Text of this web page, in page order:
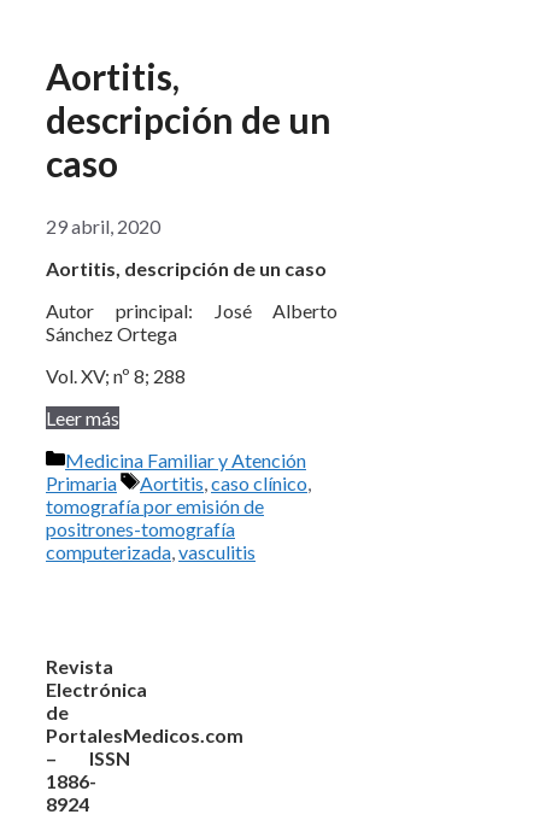
Aortitis,
descripción de un
caso
29 abril, 2020
Aortitis, descripción de un caso
Autor principal: José Alberto
Sánchez Ortega
Vol. XV; nº 8; 288
Leer más
Categorías
Medicina Familiar y Atención
Primaria
Etiquetas
Aortitis caso clínico
tomografía por emisión de
positrones-tomografía
computerizada vasculitis
Revista
Electrónica
de
PortalesMedicos.com
– ISSN
1886-
8924